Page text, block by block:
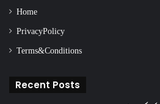
Home
Privacy Policy
Terms & Conditions
Recent Posts